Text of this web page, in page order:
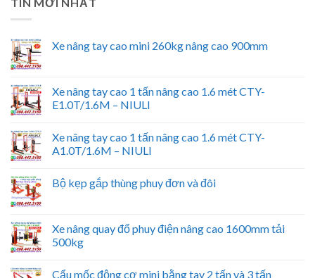
Xe nâng tay cao mini 260kg nâng cao 900mm
Xe nâng tay cao 1 tấn nâng cao 1.6 mét CTY-
E1.0T/1.6M – NIULI
Xe nâng tay cao 1 tấn nâng cao 1.6 mét CTY-
A1.0T/1.6M – NIULI
Bộ kẹp gắp thùng phuy đơn và đôi
Xe nâng quay đổ phuy điện nâng cao 1600mm tải
500kg
Cẩu mốc động cơ mini bằng tay 2 tấn và 3 tấn